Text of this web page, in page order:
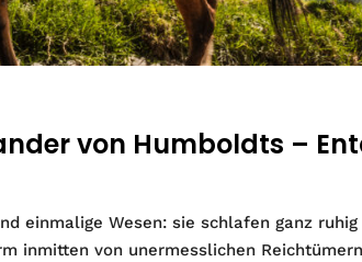
von Humboldts –
einmalige Wesen: sie schlafen ganz
inmitten von unermesslichen